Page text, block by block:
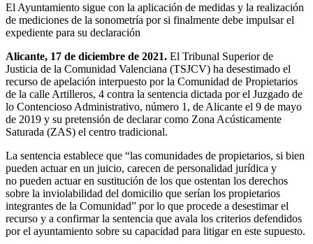
El Ayuntamiento sigue con la aplicación de medidas y la realización
de mediciones de la sonometría por si finalmente debe impulsar el
expediente para su declaración
Alicante, 17 de diciembre de 2021. El Tribunal Superior de
Justicia de la Comunidad Valenciana (TSJCV) ha desestimado el
recurso de apelación interpuesto por la Comunidad de Propietarios
de la calle Artilleros, 4 contra la sentencia dictada por el Juzgado de
lo Contencioso Administrativo, número 1, de Alicante el 9 de mayo
de 2019 y su pretensión de declarar como Zona Acústicamente
Saturada (ZAS) el centro tradicional.
La sentencia establece que “las comunidades de propietarios, si bien
pueden actuar en un juicio, carecen de personalidad jurídica y
no pueden actuar en sustitución de los que ostentan los derechos
sobre la inviolabilidad del domicilio que serían los propietarios
integrantes de la Comunidad” por lo que procede a desestimar el
recurso y a confirmar la sentencia que avala los criterios defendidos
por el ayuntamiento sobre su capacidad para litigar en este supuesto.